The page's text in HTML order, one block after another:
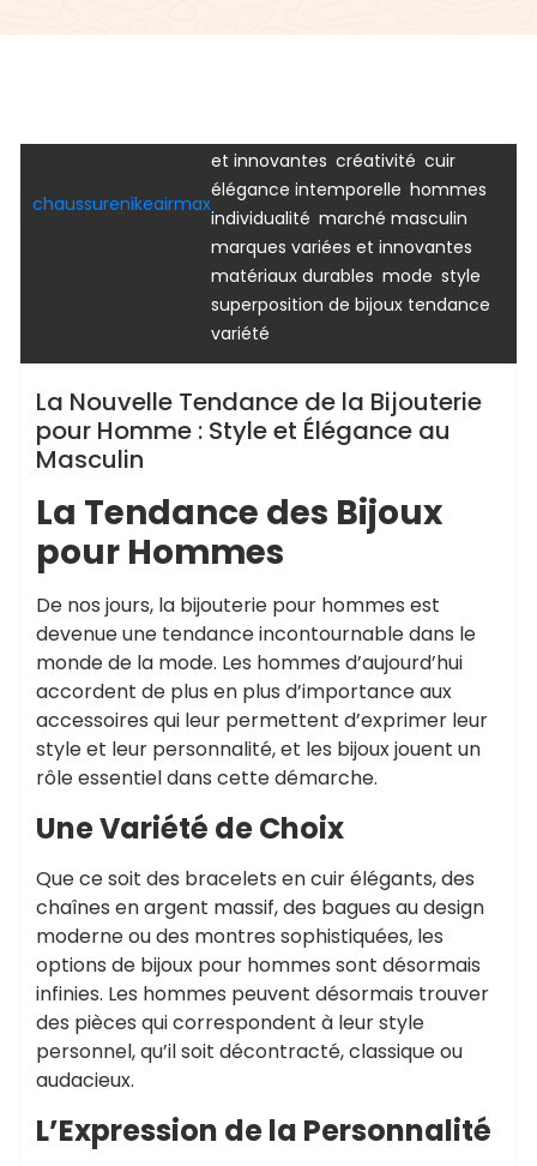
bijoutier
pour femme
chaussurenikeairmax
et innovantes créativité cuir
élégance intemporelle hommes
individualité marché masculin
marques variées et innovantes
matériaux durables mode style
superposition de bijoux tendance
variété
La Nouvelle Tendance de la Bijouterie
pour Homme : Style et Élégance au
Masculin
La Tendance des Bijoux
pour Hommes
De nos jours, la bijouterie pour hommes est
devenue une tendance incontournable dans le
monde de la mode. Les hommes d’aujourd’hui
accordent de plus en plus d’importance aux
accessoires qui leur permettent d’exprimer leur
style et leur personnalité, et les bijoux jouent un
rôle essentiel dans cette démarche.
Une Variété de Choix
Que ce soit des bracelets en cuir élégants, des
chaînes en argent massif, des bagues au design
moderne ou des montres sophistiquées, les
options de bijoux pour hommes sont désormais
infinies. Les hommes peuvent désormais trouver
des pièces qui correspondent à leur style
personnel, qu’il soit décontracté, classique ou
audacieux.
L’Expression de la Personnalité